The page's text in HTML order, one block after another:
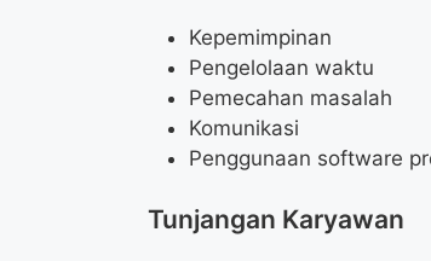
Kepemimpinan
Pengelolaan waktu
Pemecahan masalah
Komunikasi
Penggunaan software
Tunjangan Karyawan